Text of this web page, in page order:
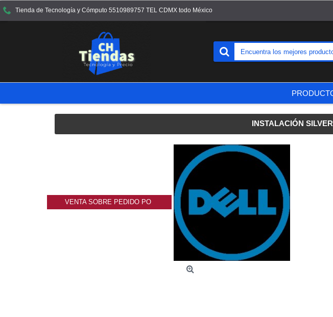
Tienda de Tecnología y Cómputo 5510989757 TEL CDMX todo México
INSTALACIÓN
VENTA SOBRE PEDIDO PO